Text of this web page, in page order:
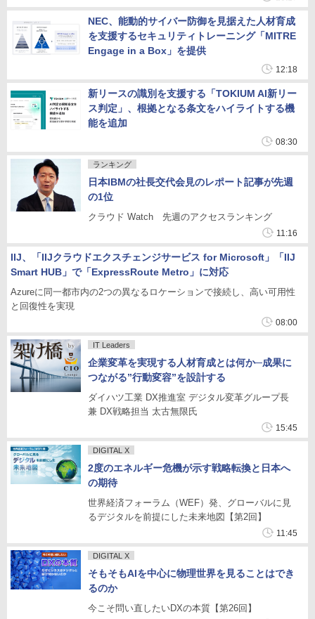
NEC、能動的サイバー防御を見据えた人材育成
を支援するセキュリティトレーニング「MITRE
Engage in a Box」を提供
12:18
新リースの識別を支援する「TOKIUM AI新リー
ス判定」、根拠となる条文をハイライトする機
能を追加
08:30
ランキング
日本IBMの社長交代会見のレポート記事が先週
の1位
クラウド Watch 先週のアクセスランキング
11:16
IIJ、「IIJクラウドエクスチェンジサービス for Microsoft」「IIJ
Smart HUB」で「ExpressRoute Metro」に対応
Azureに同一都市内の2つの異なるロケーションで接続し、高い可用性
と回復性を実現
08:00
IT Leaders
企業変革を実現する人材育成とは何か─成果に
つながる”行動変容”を設計する
ダイハツ工業 DX推進室 デジタル変革グループ長
兼 DX戦略担当 太古無限氏
15:45
DIGITAL X
2度のエネルギー危機が示す戦略転換と日本へ
の期待
世界経済フォーラム（WEF）発、グローバルに見
るデジタルを前提にした未来地図【第2回】
11:45
DIGITAL X
そもそもAIを中心に物理世界を見ることはでき
るのか
今こそ問い直したいDXの本質【第26回】